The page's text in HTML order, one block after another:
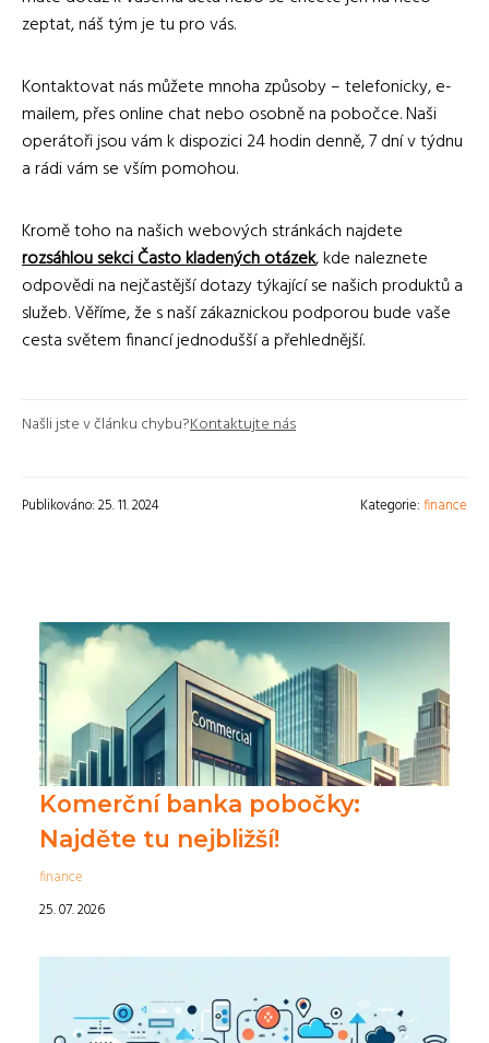
zeptat, náš tým je tu pro vás.
Kontaktovat nás můžete mnoha způsoby – telefonicky, e-
mailem, přes online chat nebo osobně na pobočce. Naši
operátoři jsou vám k dispozici 24 hodin denně, 7 dní v týdnu
a rádi vám se vším pomohou.
Kromě toho na našich webových stránkách najdete
rozsáhlou sekci Často kladených otázek, kde naleznete
odpovědi na nejčastější dotazy týkající se našich produktů a
služeb. Věříme, že s naší zákaznickou podporou bude vaše
cesta světem financí jednodušší a přehlednější.
Našli jste v článku chybu?Kontaktujte nás
Publikováno: 25. 11. 2024 Kategorie:finance
Komerční banka pobočky:
Najděte tu nejbližší!
finance
25. 07. 2026